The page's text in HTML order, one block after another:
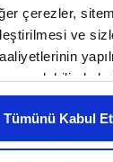
çerezler,
ve
dahilinde
çerez
ilişkin
Çerez
Tümünü Kabul Et
mutlu etti.
ile 2
gurur
oy veren
ederim.